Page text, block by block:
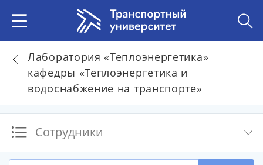
Лаборатория «Теплоэнергетика»
кафедры «Теплоэнергетика и
водоснабжение на транспорте»
Сотрудники